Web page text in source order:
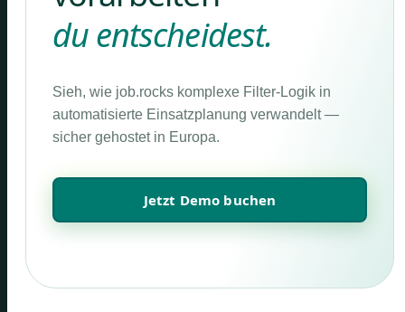
du entscheidest.
Sieh, wie job.rocks komplexe Filter-Logik in
automatisierte Einsatzplanung verwandelt —
sicher gehostet in Europa.
Jetzt Demo buchen